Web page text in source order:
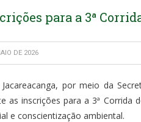
para a 3ª
DE 2026
por meio da
as inscrições para a 3ª
e conscientização ambiental.